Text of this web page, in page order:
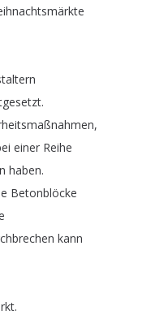
.
,
einer Reihe
haben.
Betonblöcke
kann
.